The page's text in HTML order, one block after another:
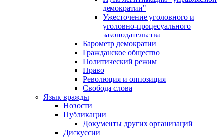
демократии"
Ужесточение уголовного и
уголовно-процесуального
законодательства
Барометр демократии
Гражданское общество
Политический режим
Право
Революция и оппозиция
Свобода слова
Язык вражды
Новости
Публикации
Документы других организаций
Дискуссии